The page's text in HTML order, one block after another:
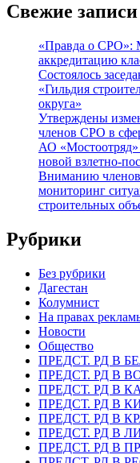
Свежие записи
«Правда о СРО»:
аккредитацию
Состоялось
«Гильдия
округа»
Утверждены
членов СРО в
АО «Мостоотряд»
новой взлетно-
Вниманию
мониторинг
строительных
Рубрики
Без рубрики
Дагестан
Колумнист
На правах
Новости
Общество
ПРЕДСТ. РД В
ПРЕДСТ. РД В
ПРЕДСТ. РД В
ПРЕДСТ. РД В
ПРЕДСТ. РД В
ПРЕДСТ. РД В
ПРЕДСТ. РД В